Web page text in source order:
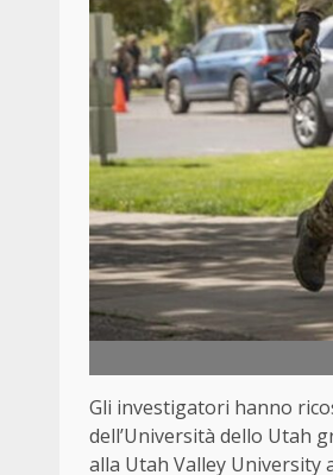
Gli investigatori hanno
dell’Università dello Utah
alla Utah Valley University